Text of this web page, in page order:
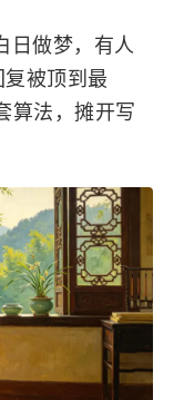
日做梦，有人
被顶到最
算法，摊开写